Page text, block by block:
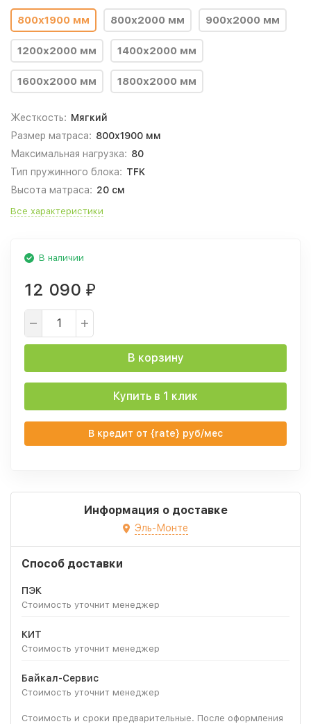
800х1900 мм 800х2000 мм 900х2000 мм
1200х2000 мм 1400х2000 мм
1600х2000 мм 1800х2000 мм
Жесткость: Мягкий
Размер матраса: 800х1900 мм
Максимальная нагрузка: 80
Тип пружинного блока: TFK
Высота матраса: 20 см
Все характеристики
В наличии
12 090 ₽
В корзину
Купить в 1 клик
В кредит от {rate} руб/мес
Информация о доставке
Эль-Монте
Способ доставки
ПЭК
Стоимость уточнит менеджер
КИТ
Стоимость уточнит менеджер
Байкал-Сервис
Стоимость уточнит менеджер
Стоимость и сроки предварительные. После оформления